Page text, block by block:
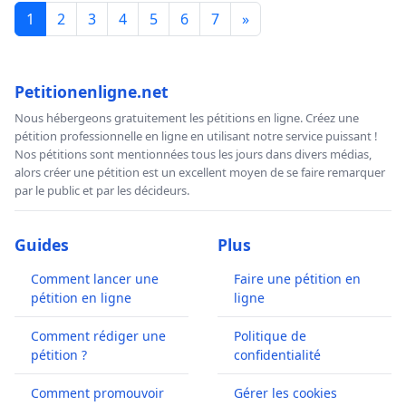
1 2 3 4 5 6 7 »
Petitionenligne.net
Nous hébergeons gratuitement les pétitions en ligne. Créez une
pétition professionnelle en ligne en utilisant notre service puissant !
Nos pétitions sont mentionnées tous les jours dans divers médias,
alors créer une pétition est un excellent moyen de se faire remarquer
par le public et par les décideurs.
Guides
Comment lancer une
pétition en ligne
Comment rédiger une
pétition ?
Comment promouvoir
Plus
Faire une pétition en
ligne
Politique de
confidentialité
Gérer les cookies